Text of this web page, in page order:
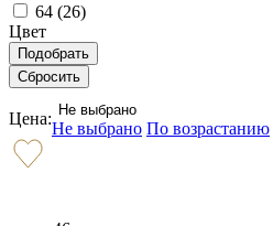
64 (26)
Цвет
Цена: Не выбрано
Не выбрано По возрастанию